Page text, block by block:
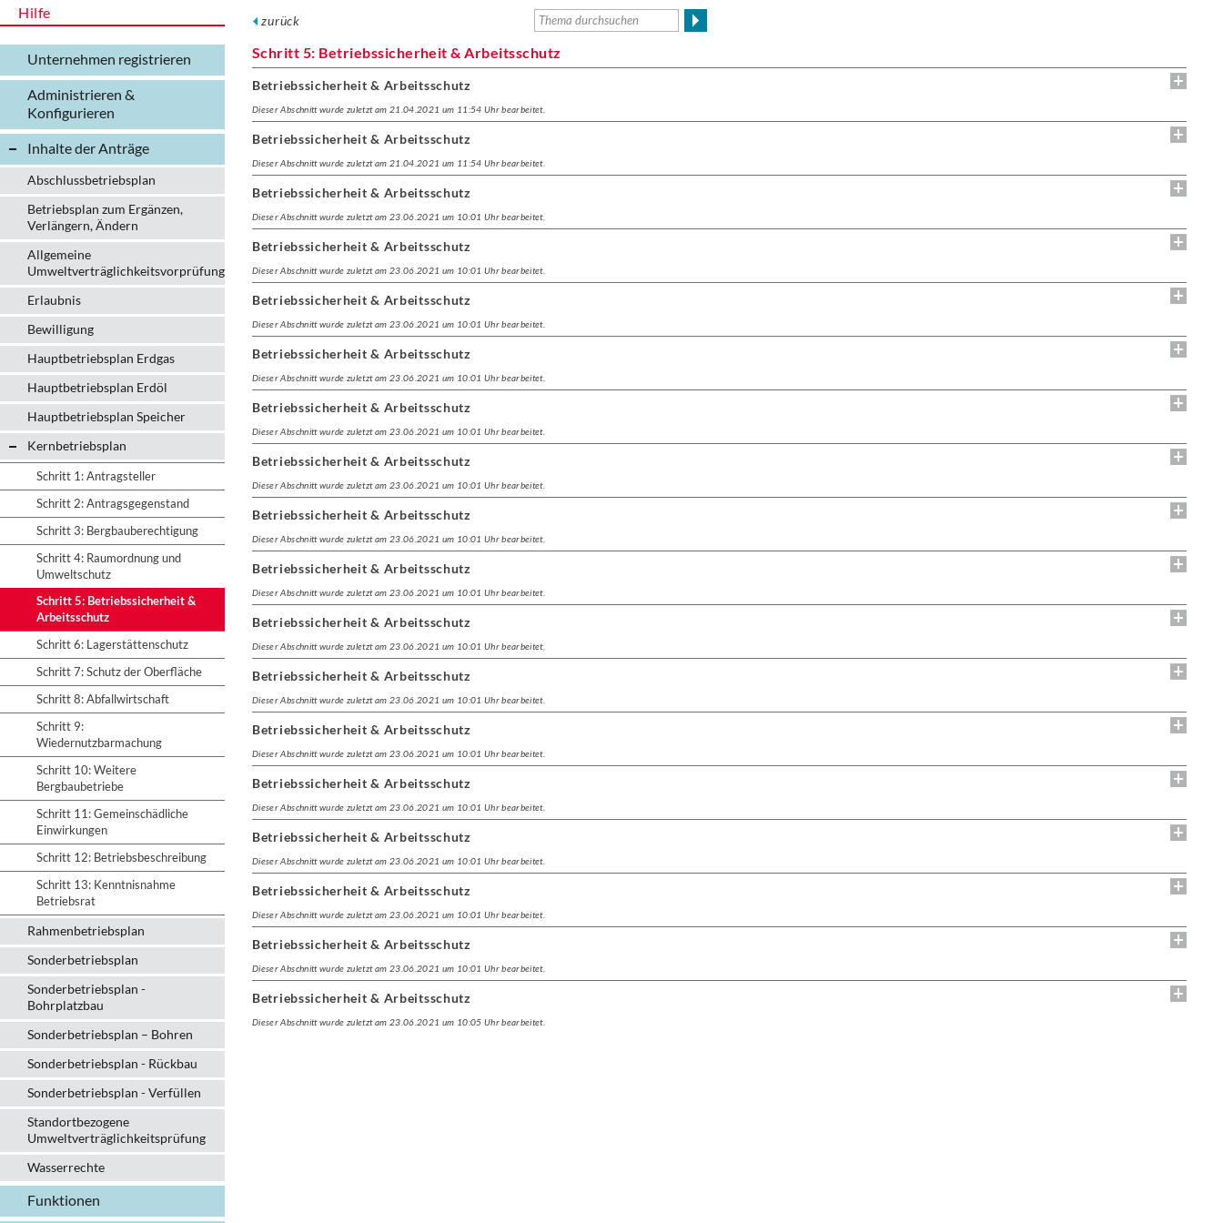
Hilfe
Unternehmen registrieren
Administrieren &
Konfigurieren
Inhalte der Anträge
Abschlussbetriebsplan
Betriebsplan zum Ergänzen,
Verlängern, Ändern
Allgemeine
Umweltverträglichkeitsvorprüfung
Erlaubnis
Bewilligung
Hauptbetriebsplan Erdgas
Hauptbetriebsplan Erdöl
Hauptbetriebsplan Speicher
Kernbetriebsplan
Schritt 1: Antragsteller
Schritt 2: Antragsgegenstand
Schritt 3: Bergbauberechtigung
Schritt 4: Raumordnung und
Umweltschutz
Schritt 5: Betriebssicherheit &
Arbeitsschutz
Schritt 6: Lagerstättenschutz
Schritt 7: Schutz der Oberfläche
Schritt 8: Abfallwirtschaft
Schritt 9:
Wiedernutzbarmachung
Schritt 10: Weitere
Bergbaubetriebe
Schritt 11: Gemeinschädliche
Einwirkungen
Schritt 12: Betriebsbeschreibung
Schritt 13: Kenntnisnahme
Betriebsrat
Rahmenbetriebsplan
Sonderbetriebsplan
Sonderbetriebsplan -
Bohrplatzbau
Sonderbetriebsplan – Bohren
Sonderbetriebsplan - Rückbau
Sonderbetriebsplan - Verfüllen
Standortbezogene
Umweltverträglichkeitsprüfung
Wasserrechte
Funktionen
zurück
Schritt 5: Betriebssicherheit & Arbeitsschutz
Betriebssicherheit & Arbeitsschutz
Dieser Abschnitt wurde zuletzt am 21.04.2021 um 11:54 Uhr bearbeitet.
Betriebssicherheit & Arbeitsschutz
Dieser Abschnitt wurde zuletzt am 21.04.2021 um 11:54 Uhr bearbeitet.
Betriebssicherheit & Arbeitsschutz
Dieser Abschnitt wurde zuletzt am 23.06.2021 um 10:01 Uhr bearbeitet.
Betriebssicherheit & Arbeitsschutz
Dieser Abschnitt wurde zuletzt am 23.06.2021 um 10:01 Uhr bearbeitet.
Betriebssicherheit & Arbeitsschutz
Dieser Abschnitt wurde zuletzt am 23.06.2021 um 10:01 Uhr bearbeitet.
Betriebssicherheit & Arbeitsschutz
Dieser Abschnitt wurde zuletzt am 23.06.2021 um 10:01 Uhr bearbeitet.
Betriebssicherheit & Arbeitsschutz
Dieser Abschnitt wurde zuletzt am 23.06.2021 um 10:01 Uhr bearbeitet.
Betriebssicherheit & Arbeitsschutz
Dieser Abschnitt wurde zuletzt am 23.06.2021 um 10:01 Uhr bearbeitet.
Betriebssicherheit & Arbeitsschutz
Dieser Abschnitt wurde zuletzt am 23.06.2021 um 10:01 Uhr bearbeitet.
Betriebssicherheit & Arbeitsschutz
Dieser Abschnitt wurde zuletzt am 23.06.2021 um 10:01 Uhr bearbeitet.
Betriebssicherheit & Arbeitsschutz
Dieser Abschnitt wurde zuletzt am 23.06.2021 um 10:01 Uhr bearbeitet.
Betriebssicherheit & Arbeitsschutz
Dieser Abschnitt wurde zuletzt am 23.06.2021 um 10:01 Uhr bearbeitet.
Betriebssicherheit & Arbeitsschutz
Dieser Abschnitt wurde zuletzt am 23.06.2021 um 10:01 Uhr bearbeitet.
Betriebssicherheit & Arbeitsschutz
Dieser Abschnitt wurde zuletzt am 23.06.2021 um 10:01 Uhr bearbeitet.
Betriebssicherheit & Arbeitsschutz
Dieser Abschnitt wurde zuletzt am 23.06.2021 um 10:01 Uhr bearbeitet.
Betriebssicherheit & Arbeitsschutz
Dieser Abschnitt wurde zuletzt am 23.06.2021 um 10:01 Uhr bearbeitet.
Betriebssicherheit & Arbeitsschutz
Dieser Abschnitt wurde zuletzt am 23.06.2021 um 10:01 Uhr bearbeitet.
Betriebssicherheit & Arbeitsschutz
Dieser Abschnitt wurde zuletzt am 23.06.2021 um 10:05 Uhr bearbeitet.